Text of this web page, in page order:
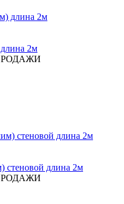
2м
стеновой длина 2м